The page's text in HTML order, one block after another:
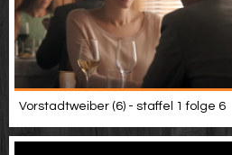
Vorstadtweiber (6) - staffel 1 folge 6